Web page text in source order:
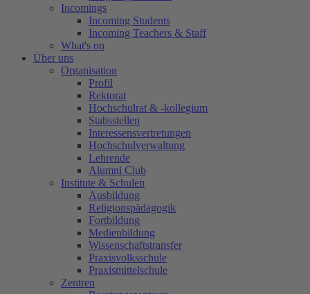
Incomings
Incoming Students
Incoming Teachers & Staff
What's on
Über uns
Organisation
Profil
Rektorat
Hochschulrat & -kollegium
Stabsstellen
Interessensvertretungen
Hochschulverwaltung
Lehrende
Alumni Club
Institute & Schulen
Ausbildung
Religionspädagogik
Fortbildung
Medienbildung
Wissenschaftstransfer
Praxisvolksschule
Praxismittelschule
Zentren